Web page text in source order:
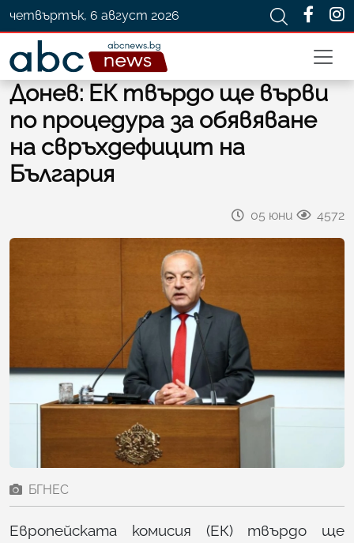
четвъртък, 6 август 2026
Донев: ЕК твърдо ще върви
по процедура за обявяване
на свръхдефицит на
България
05 юни 4572
БГНЕС
Европейската комисия (ЕК) твърдо ще